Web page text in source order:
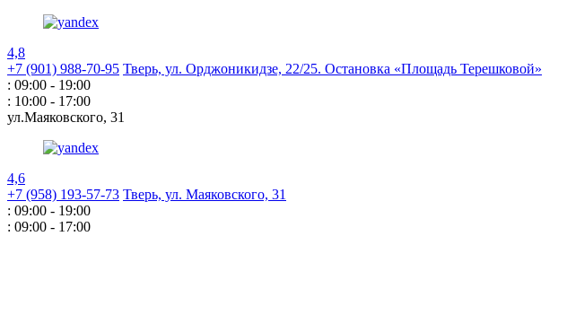
4,8
+7 (901) 988-70-95 Тверь, ул. Орджоникидзе, 22/25. Остановка «Площадь Терешковой»
: 09:00 - 19:00
: 10:00 - 17:00
ул.Маяковского, 31
4,6
+7 (958) 193-57-73 Тверь, ул. Маяковского, 31
: 09:00 - 19:00
: 09:00 - 17:00